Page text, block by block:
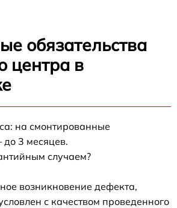
обязательства
центра в
на смонтированные
3 месяцев.
случаем?
возникновение дефекта,
с качеством проведенного